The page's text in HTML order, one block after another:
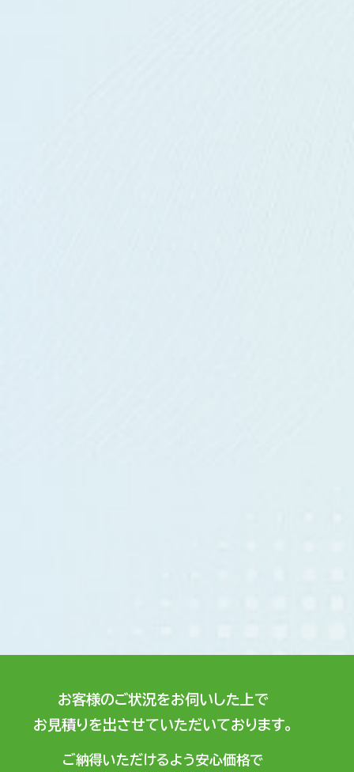
お客様のご状況をお伺いした上で
お見積りを出させていただいております。
ご納得いただけるよう安心価格で